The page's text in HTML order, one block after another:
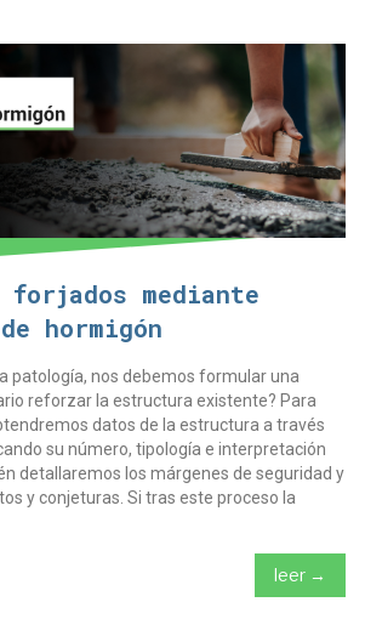
forjados mediante
hormigón
patología, nos debemos formular una
reforzar la estructura existente? Para
datos de la estructura a través
su número, tipología e interpretación
detallaremos los márgenes de seguridad y
y conjeturas. Si tras este proceso la
leer →